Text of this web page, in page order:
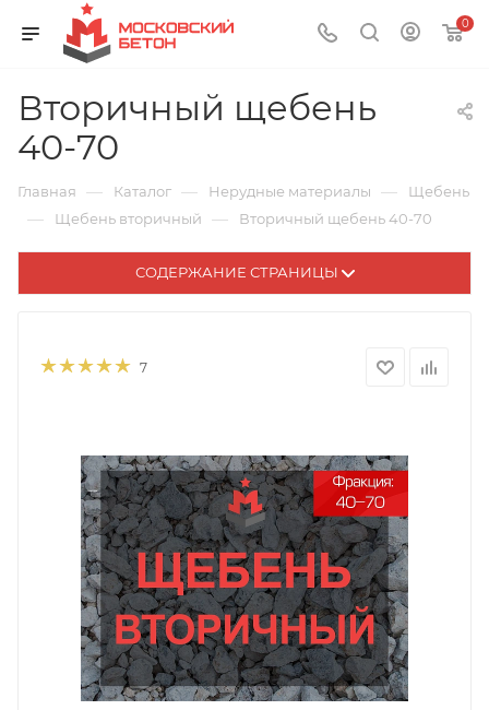
0
Вторичный щебень
40-70
Главная — Каталог — Нерудные материалы — Щебень
— Щебень вторичный — Вторичный щебень 40-70
СОДЕРЖАНИЕ СТРАНИЦЫ
7